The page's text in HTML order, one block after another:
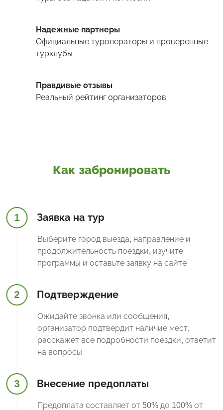
Надежные партнеры
Официальные туроператоры и проверенные
турклубы
Правдивые отзывы
Реальный рейтинг организаторов
Как забронировать
1 Заявка на тур
Выберите город выезда, направление и
продолжительность поездки, изучите
программы и оставьте заявку на сайте
2 Подтверждение
Ожидайте звонка или сообщения,
организатор подтвердит наличие мест,
расскажет все подробности поездки, ответит
на вопросы
3 Внесение предоплаты
Предоплата составляет от 50% до 100% от